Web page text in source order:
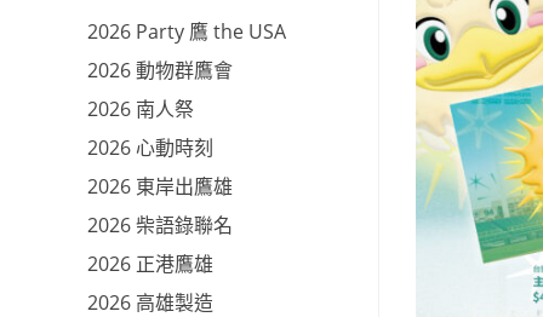
2026 Party 鷹 the USA
2026 動物群鷹會
2026 南人祭
2026 心動時刻
2026 東岸出鷹雄
2026 柴語錄聯名
2026 正港鷹雄
2026 高雄製造